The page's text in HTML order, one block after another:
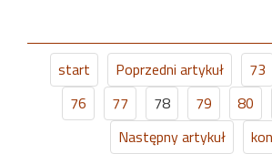
start
Poprzedni artykuł 73
76
77 78 79 80
Następny artykuł